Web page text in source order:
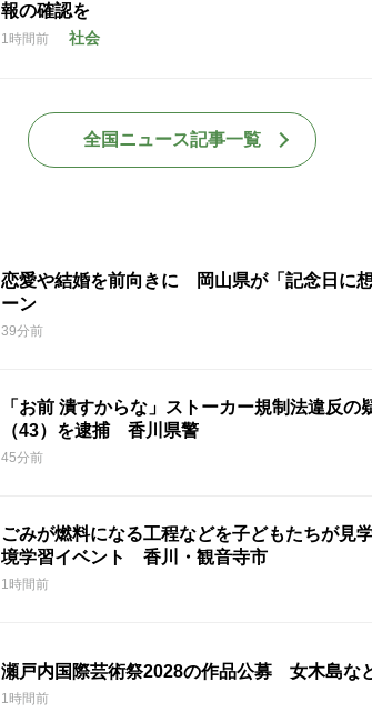
報の確認を
1時間前 社会
全国ニュース記事一覧
恋愛や結婚を前向きに 岡山県が「記念日に
ーン
39分前
「お前 潰すからな」ストーカー規制法違反
（43）を逮捕 香川県警
45分前
ごみが燃料になる工程などを子どもたちが
境学習イベント 香川・観音寺市
1時間前
瀬戸内国際芸術祭2028の作品公募 女木島な
1時間前